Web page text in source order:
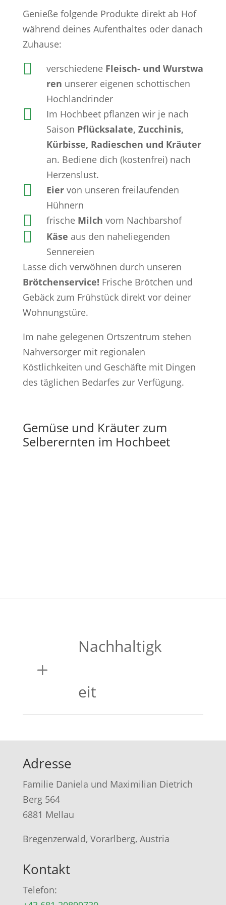
Genieße folgende Produkte direkt ab Hof
während deines Aufenthaltes oder danach
Zuhause:
 verschiedene Fleisch- und Wurstwa
ren unserer eigenen schottischen
Hochlandrinder

Im Hochbeet pflanzen wir je nach
Saison Pflücksalate, Zucchinis,
Kürbisse, Radieschen und Kräuter
an. Bediene dich (kostenfrei) nach
Herzenslust.
 Eiervon unseren freilaufenden
Hühnern
 frische Milch vom Nachbarshof
 Käse aus den naheliegenden
Sennereien
Lasse dich verwöhnen durch unseren
Brötchenservice! Frische Brötchen und
Gebäck zum Frühstück direkt vor deiner
Wohnungstüre.
Im nahe gelegenen Ortszentrum stehen
Nahversorger mit regionalen
Köstlichkeiten und Geschäfte mit Dingen
des täglichen Bedarfes zur Verfügung.
Gemüse und Kräuter zum
Selberernten im Hochbeet
Nachhaltigk
eit
Adresse
Familie Daniela und Maximilian Dietrich
Berg 564
6881 Mellau
Bregenzerwald, Vorarlberg, Austria
Kontakt
Telefon: